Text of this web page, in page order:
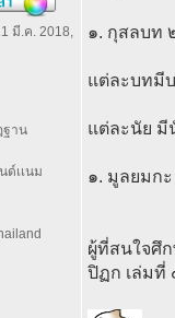
มี.ค. 2018,
ฐาน
ด์เเนม
๑. กุสลบท
แต่ละบทมี
แต่ละนัย มี
๑. มูลยมก
ผู้ที่สนใจศึ
ปิฏก เล่มที่